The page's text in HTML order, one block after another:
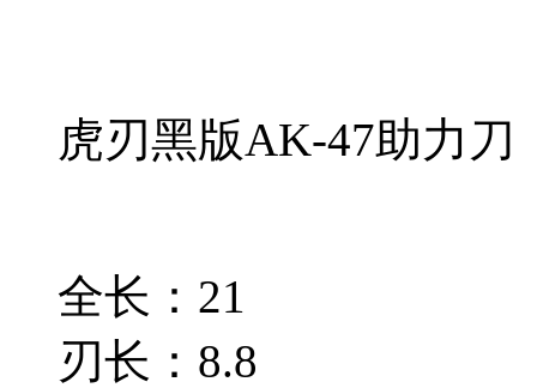
虎刃黑版AK-47助力刀
全长：21
刃长：8.8